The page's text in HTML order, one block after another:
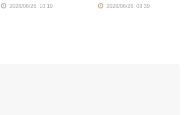
2026/06/26, 10:19 2026/06/26, 09:39